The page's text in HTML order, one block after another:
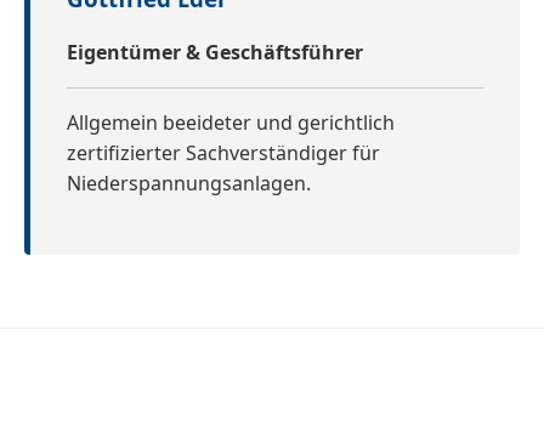
Eigentümer & Geschäftsführer
Allgemein beeideter und gerichtlich
zertifizierter Sachverständiger für
Niederspannungsanlagen.